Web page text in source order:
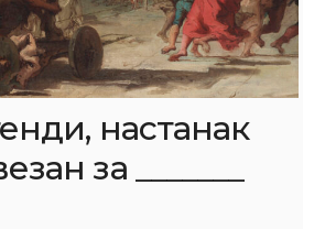
настанак
за _______